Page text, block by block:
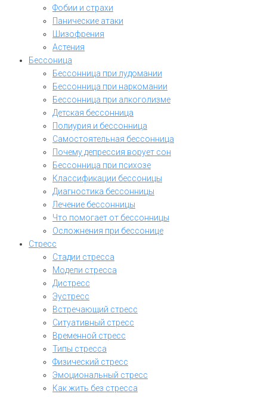
Фобии и страхи
Панические атаки
Шизофрения
Астения
Бессоница
Бессонница при лудомании
Бессонница при наркомании
Бессонница при алкоголизме
Детская бессонница
Полиурия и бессонница
Самостоятельная бессонница
Почему депрессия ворует сон
Бессонница при психозе
Классификации бессоницы
Диагностика бессонницы
Лечение бессонницы
Что помогает от бессонницы
Осложнения при бессонице
Стресс
Стадии стресса
Модели стресса
Дистресс
Эустресс
Встречающий стресс
Ситуативный стресс
Временной стресс
Типы стресса
Физический стресс
Эмоциональный стресс
Как жить без стресса